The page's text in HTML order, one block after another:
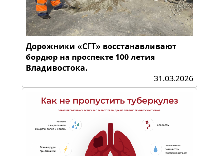
Дорожники «СГТ» восстанавливают
бордюр на проспекте 100-летия
Владивостока.
31.03.2026